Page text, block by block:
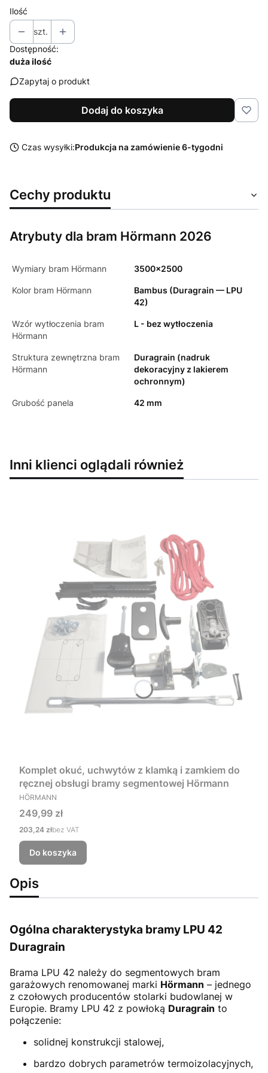
Ilość
szt.
Dostępność:
duża ilość
Zapytaj o produkt
Dodaj do koszyka
Czas wysyłki:Produkcja na zamówienie 6-tygodni
Cechy produktu
Atrybuty dla bram Hörmann 2026
Wymiary bram Hörmann 3500x2500
Kolor bram Hörmann
Bambus (Duragrain — LPU
42)
Wzór wytłoczenia bram
Hörmann
L - bez wytłoczenia
Struktura zewnętrzna bram
Hörmann
Duragrain (nadruk
dekoracyjny z lakierem
ochronnym)
Grubość panela 42 mm
Inni klienci oglądali również
Komplet okuć, uchwytów z klamką i zamkiem do
ręcznej obsługi bramy segmentowej Hörmann
PRODUCENT
HÖRMANN
Cena
249,99 zł
Cena
203,24 złbez VAT
Do koszyka
Opis
Ogólna charakterystyka bramy LPU 42
Duragrain
Brama LPU 42 należy do segmentowych bram
garażowych renomowanej marki Hörmann – jednego
z czołowych producentów stolarki budowlanej w
Europie. Bramy LPU 42 z powłoką Duragrain to
połączenie:
solidnej konstrukcji stalowej,
bardzo dobrych parametrów termoizolacyjnych,